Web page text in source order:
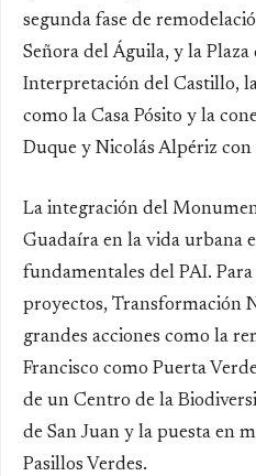
segunda fase de
Señora del Águila, y la
Interpretación del Castillo,
como la Casa Pósito y la
Duque y Nicolás Alpériz
La integración del
Guadaíra en la vida urbana
fundamentales del PAI.
proyectos, Transformación
grandes acciones como la
Francisco como Puerta
de un Centro de la
de San Juan y la puesta en
Pasillos Verdes.